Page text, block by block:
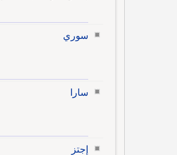
سوري
سارا
إجتز